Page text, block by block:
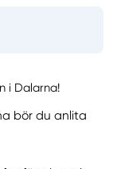
i Dalarna!
bör du anlita